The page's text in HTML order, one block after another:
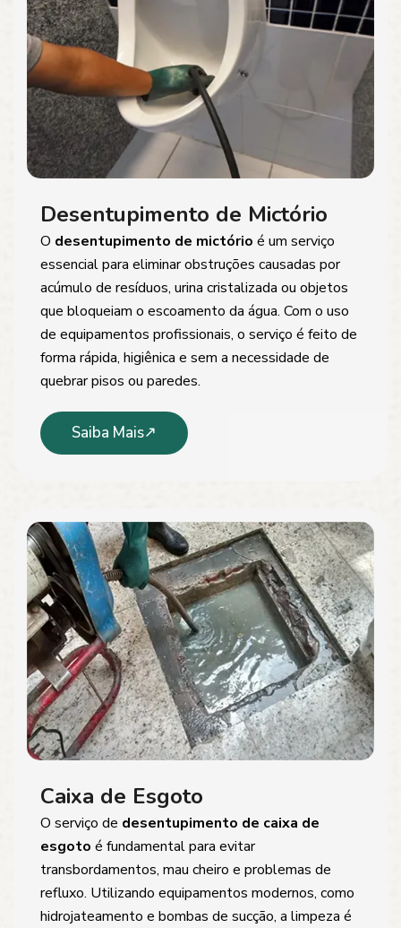
Desentupimento de Mictório
O desentupimento de mictório é um serviço
essencial para eliminar obstruções causadas por
acúmulo de resíduos, urina cristalizada ou objetos
que bloqueiam o escoamento da água. Com o uso
de equipamentos profissionais, o serviço é feito de
forma rápida, higiênica e sem a necessidade de
quebrar pisos ou paredes.
Saiba Mais
Caixa de Esgoto
O serviço de desentupimento de caixa de
esgoto é fundamental para evitar
transbordamentos, mau cheiro e problemas de
refluxo. Utilizando equipamentos modernos, como
hidrojateamento e bombas de sucção, a limpeza é